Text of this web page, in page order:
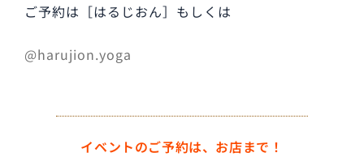
ご予約は［はるじおん］もしくは
@harujion.yoga
イベントのご予約は、お店まで！